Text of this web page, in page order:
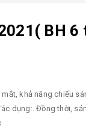
BH 6
khả năng chiếu
dụng:. Đồng thời,